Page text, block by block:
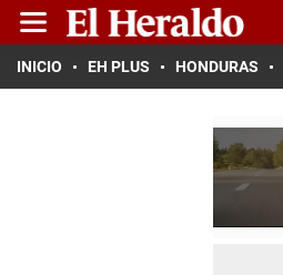
INICIO EH PLUS HONDURAS